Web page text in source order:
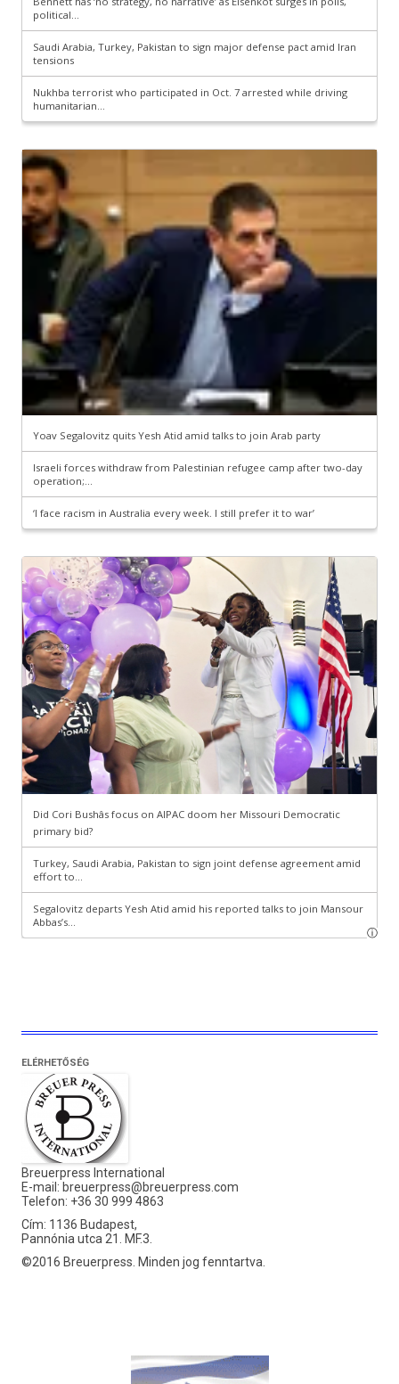
ELÉRHETŐSÉG
Breuerpress International
E-mail: breuerpress@breuerpress.com
Telefon: +36 30 999 4863
Cím: 1136 Budapest,
Pannónia utca 21. MF.3.
©2016 Breuerpress. Minden jog fenntartva.